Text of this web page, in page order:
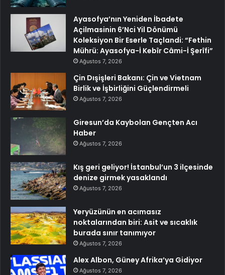
Ayasofya’nın Yeniden İbadete
Açilmasinin 6’Nci Yil Dönümü
Koleksiyon Bir Eserle Taçlandi: “Fethin
Mührü: Ayasofya-İ Kebîr Câmi-İ Şerîfi”
Ağustos 7, 2026
Çin Dışişleri Bakanı: Çin ve Vietnam
Birlik ve İşbirliğini Güçlendirmeli
Ağustos 7, 2026
Giresun’da Kaybolan Gençten Acı
Haber
Ağustos 7, 2026
Kış geri geliyor! İstanbul’un 3 ilçesinde
denize girmek yasaklandı
Ağustos 7, 2026
Yeryüzünün en acımasız
noktalarından biri: Asit ve sıcaklık
burada sınır tanımıyor
Ağustos 7, 2026
Alex Albon, Güney Afrika’ya Gidiyor
Ağustos 7, 2026